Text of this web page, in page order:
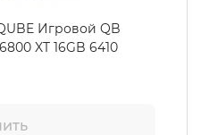
Игровой QB
XT 16GB 6410